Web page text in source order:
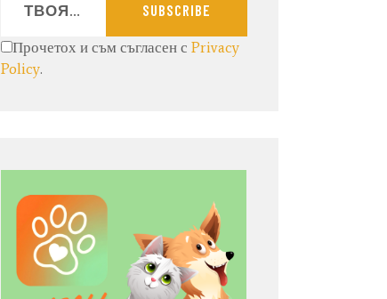
SUBSCRIBE
Прочетох и съм съгласен сPrivacy
Policy.